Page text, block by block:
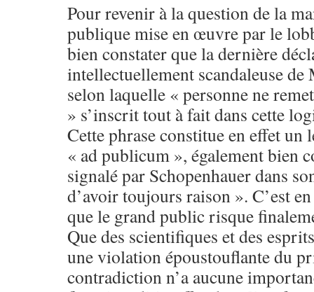
Pour revenir à la question de la
publique mise en œuvre par le
bien constater que la dernière
intellectuellement scandaleuse
selon laquelle « personne ne
» s’inscrit tout à fait dans cette
Cette phrase constitue en effet un
« ad publicum », également bien
signalé par Schopenhauer dans
d’avoir toujours raison ». C’est
que le grand public risque
Que des scientifiques et des
une violation époustouflante du
contradiction n’a aucune